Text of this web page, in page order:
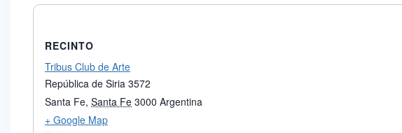
RECINTO
Tribus Club de Arte
República de Siria 3572
Santa Fe, Santa Fe 3000 Argentina
+ Google Map